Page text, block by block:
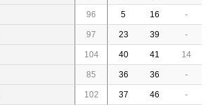
96 5 16 -
97 23 39 -
104 40 41 14
85 36 36 -
102 37 46 -